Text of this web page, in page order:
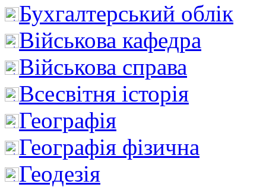
Бухгалтерський облік
Військова кафедра
Військова справа
Всесвітня історія
Географія
Географія фізична
Геодезія